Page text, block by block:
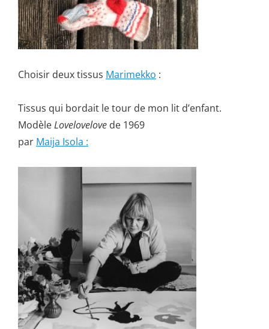
Choisir deux tissus Marimekko :
Tissus qui bordait le tour de mon lit d’enfant.
ModèleLovelovelove de 1969
par Maija Isola :